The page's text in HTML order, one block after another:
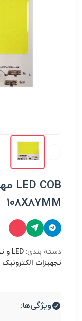
108X87MM
دسته بندی:
تجهیزات الکترونیک
ویژگی‌ها: